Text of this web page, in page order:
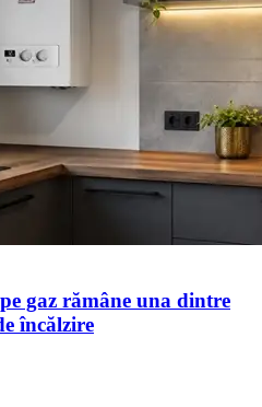
gaz rămâne una dintre
încălzire